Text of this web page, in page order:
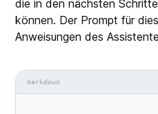
die in den nächsten
können. Der Prompt für
Anweisungen des
markdown